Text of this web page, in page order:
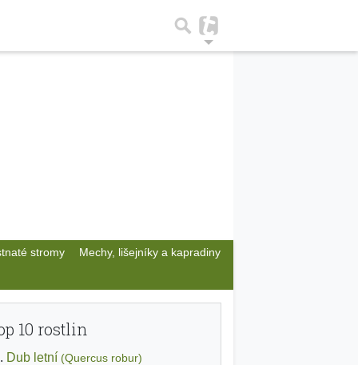
stromy Mechy, lišejníky a kapradiny
10 rostlin
Dub letní (Quercus robur)